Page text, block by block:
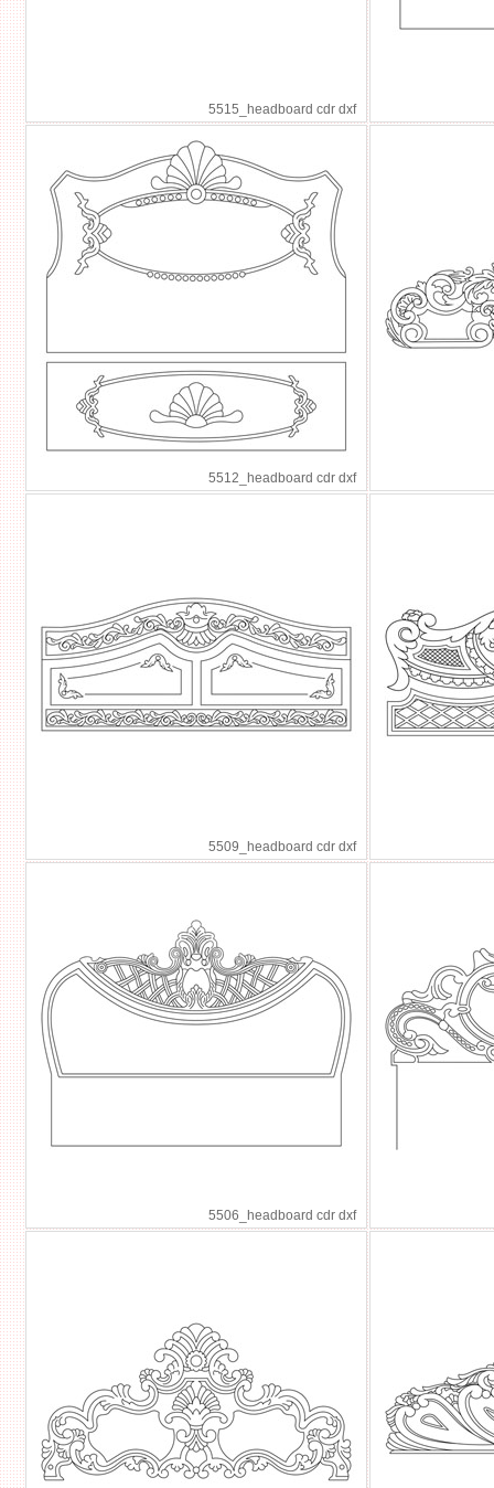
5515_headboard cdr dxf
5512_headboard cdr dxf
5509_headboard cdr dxf
5506_headboard cdr dxf